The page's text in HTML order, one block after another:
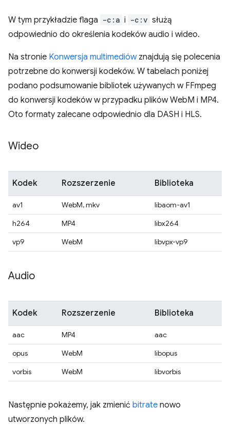
W tym przykładzie flaga -c:a i -c:v służą
odpowiednio do określenia kodeków audio i wideo.
Na stronie Konwersja multimediówznajdują się polecenia
potrzebne do konwersji kodeków. W tabelach poniżej
podano podsumowanie bibliotek używanych w FFmpeg
do konwersji kodeków w przypadku plików WebM i MP4.
Oto formaty zalecane odpowiednio dla DASH i HLS.
Wideo
Kodek Rozszerzenie Biblioteka
av1 WebM, mkv
libaom-av1
h264
MP4
libx264
vp9
WebM libvpx-vp9
Audio
Kodek Rozszerzenie Biblioteka
aac MP4
aac
opus
WebM
libopus
vorbis
WebM libvorbis
Następnie pokażemy, jak zmienić bitrate nowo
utworzonych plików.